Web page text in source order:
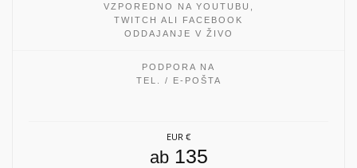
VZPOREDNO NA YOUTUBU,
TWITCH ALI FACEBOOK
ODDAJANJE V ŽIVO
PODPORA NA
TEL. / E-POŠTA
EUR €
ab135